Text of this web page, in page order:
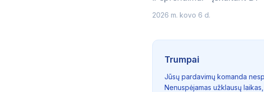
2026 m. kovo 6 d.
Trumpai
Jūsų pardavimų komanda
Nenuspėjamas užklausų